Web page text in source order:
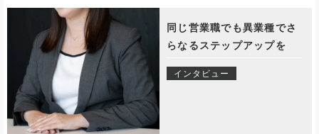
同じ営業職でも異業種でさ
らなるステップアップを
インタビュー